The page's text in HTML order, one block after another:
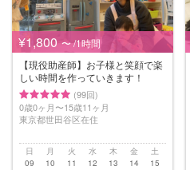
¥1,800 〜 /1時間
【現役助産師】お子様と笑顔で楽
しい時間を作っていきます！
(99回)
0歳0ヶ月〜15歳11ヶ月
東京都世田谷区在住
日
09
月
10
火
11
水
12
木
13
金
14
土
15